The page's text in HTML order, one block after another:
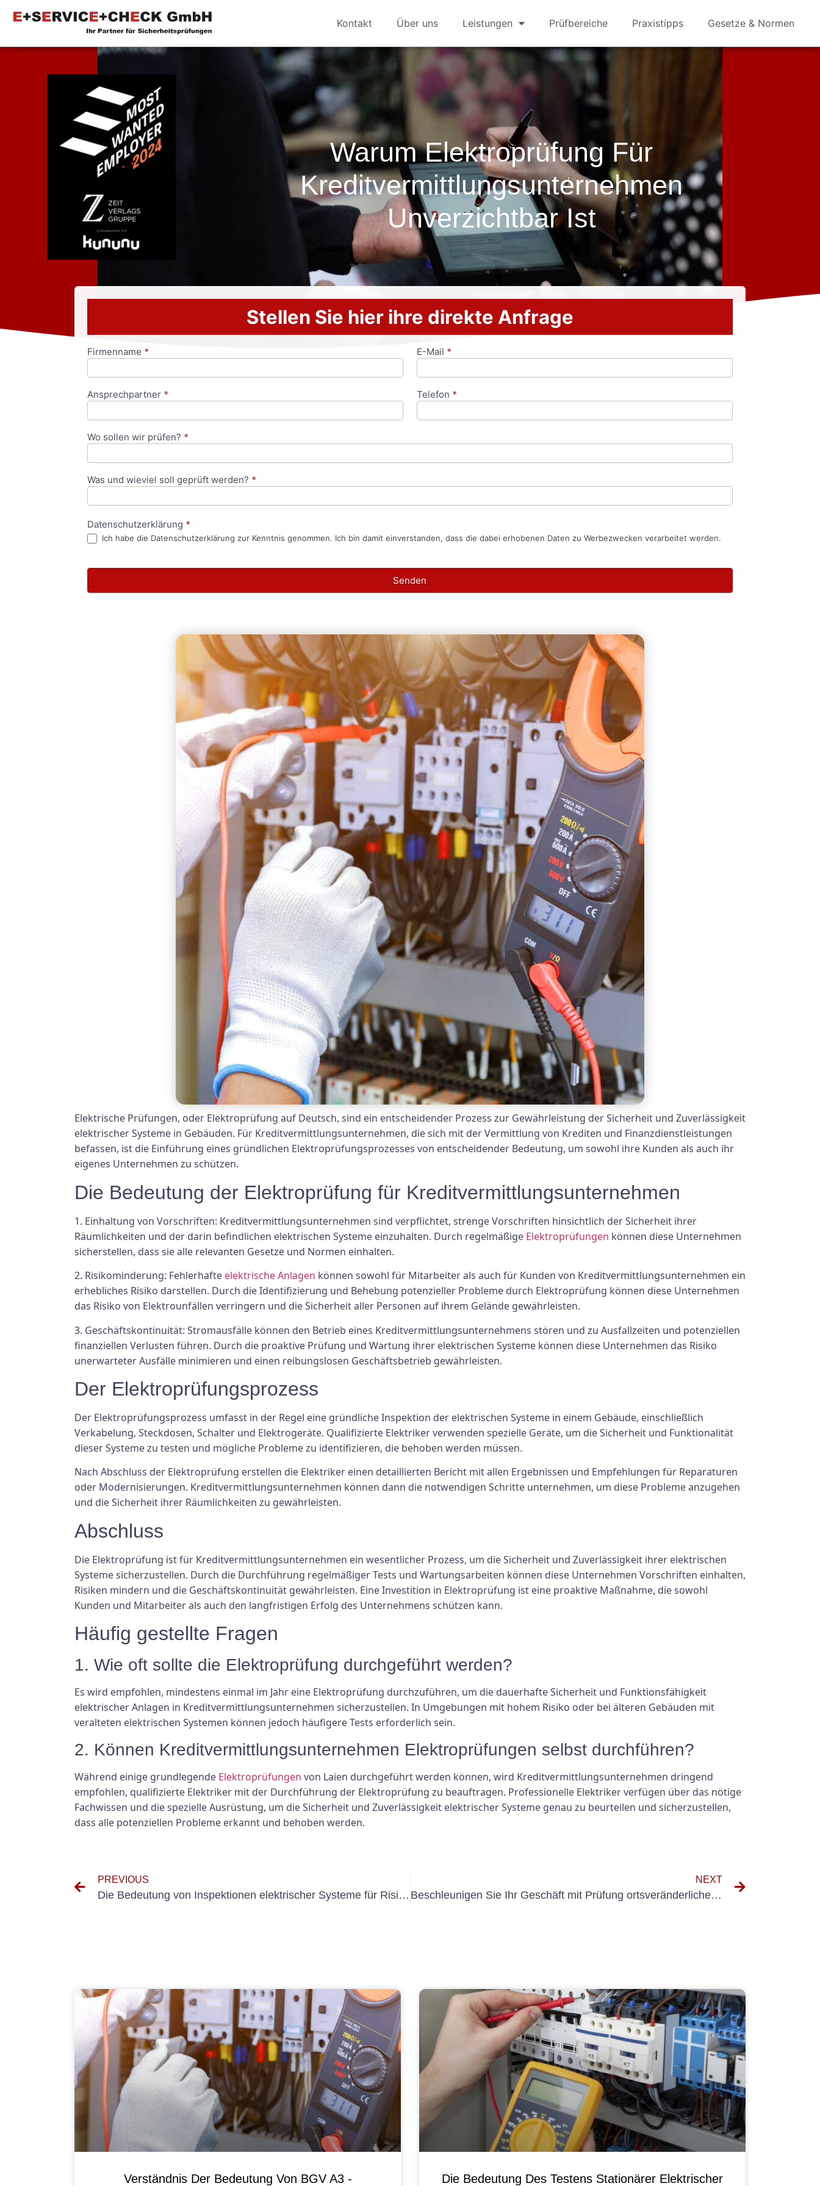
Kontakt Über uns Leistungen Prüfbereiche Praxistipps Gesetze & Normen
Warum Elektroprüfung Für
Kreditvermittlungsunternehmen
Unverzichtbar Ist
Stellen Sie hier ihre direkte Anfrage
Anfrageformular
Firmenname * E-Mail *
Ansprechpartner * Telefon *
Wo sollen wir prüfen? *
Was und wieviel soll geprüft werden? *
Datenschutzerklärung *
Ich habe die Datenschutzerklärung zur Kenntnis genommen. Ich bin damit einverstanden, dass die dabei erhobenen Daten zu Werbezwecken verarbeitet werden.
Senden
Elektrische Prüfungen, oder Elektroprüfung auf Deutsch, sind ein entscheidender Prozess zur Gewährleistung der Sicherheit und Zuverlässigkeit
elektrischer Systeme in Gebäuden. Für Kreditvermittlungsunternehmen, die sich mit der Vermittlung von Krediten und Finanzdienstleistungen
befassen, ist die Einführung eines gründlichen Elektroprüfungsprozesses von entscheidender Bedeutung, um sowohl ihre Kunden als auch ihr
eigenes Unternehmen zu schützen.
Die Bedeutung der Elektroprüfung für Kreditvermittlungsunternehmen
1. Einhaltung von Vorschriften: Kreditvermittlungsunternehmen sind verpflichtet, strenge Vorschriften hinsichtlich der Sicherheit ihrer
Räumlichkeiten und der darin befindlichen elektrischen Systeme einzuhalten. Durch regelmäßige Elektroprüfungen können diese Unternehmen
sicherstellen, dass sie alle relevanten Gesetze und Normen einhalten.
2. Risikominderung: Fehlerhafte elektrische Anlagen können sowohl für Mitarbeiter als auch für Kunden von Kreditvermittlungsunternehmen ein
erhebliches Risiko darstellen. Durch die Identifizierung und Behebung potenzieller Probleme durch Elektroprüfung können diese Unternehmen
das Risiko von Elektrounfällen verringern und die Sicherheit aller Personen auf ihrem Gelände gewährleisten.
3. Geschäftskontinuität: Stromausfälle können den Betrieb eines Kreditvermittlungsunternehmens stören und zu Ausfallzeiten und potenziellen
finanziellen Verlusten führen. Durch die proaktive Prüfung und Wartung ihrer elektrischen Systeme können diese Unternehmen das Risiko
unerwarteter Ausfälle minimieren und einen reibungslosen Geschäftsbetrieb gewährleisten.
Der Elektroprüfungsprozess
Der Elektroprüfungsprozess umfasst in der Regel eine gründliche Inspektion der elektrischen Systeme in einem Gebäude, einschließlich
Verkabelung, Steckdosen, Schalter und Elektrogeräte. Qualifizierte Elektriker verwenden spezielle Geräte, um die Sicherheit und Funktionalität
dieser Systeme zu testen und mögliche Probleme zu identifizieren, die behoben werden müssen.
Nach Abschluss der Elektroprüfung erstellen die Elektriker einen detaillierten Bericht mit allen Ergebnissen und Empfehlungen für Reparaturen
oder Modernisierungen. Kreditvermittlungsunternehmen können dann die notwendigen Schritte unternehmen, um diese Probleme anzugehen
und die Sicherheit ihrer Räumlichkeiten zu gewährleisten.
Abschluss
Die Elektroprüfung ist für Kreditvermittlungsunternehmen ein wesentlicher Prozess, um die Sicherheit und Zuverlässigkeit ihrer elektrischen
Systeme sicherzustellen. Durch die Durchführung regelmäßiger Tests und Wartungsarbeiten können diese Unternehmen Vorschriften einhalten,
Risiken mindern und die Geschäftskontinuität gewährleisten. Eine Investition in Elektroprüfung ist eine proaktive Maßnahme, die sowohl
Kunden und Mitarbeiter als auch den langfristigen Erfolg des Unternehmens schützen kann.
Häufig gestellte Fragen
1. Wie oft sollte die Elektroprüfung durchgeführt werden?
Es wird empfohlen, mindestens einmal im Jahr eine Elektroprüfung durchzuführen, um die dauerhafte Sicherheit und Funktionsfähigkeit
elektrischer Anlagen in Kreditvermittlungsunternehmen sicherzustellen. In Umgebungen mit hohem Risiko oder bei älteren Gebäuden mit
veralteten elektrischen Systemen können jedoch häufigere Tests erforderlich sein.
2. Können Kreditvermittlungsunternehmen Elektroprüfungen selbst durchführen?
Während einige grundlegende Elektroprüfungen von Laien durchgeführt werden können, wird Kreditvermittlungsunternehmen dringend
empfohlen, qualifizierte Elektriker mit der Durchführung der Elektroprüfung zu beauftragen. Professionelle Elektriker verfügen über das nötige
Fachwissen und die spezielle Ausrüstung, um die Sicherheit und Zuverlässigkeit elektrischer Systeme genau zu beurteilen und sicherzustellen,
dass alle potenziellen Probleme erkannt und behoben werden.
PREVIOUS
Die Bedeutung von Inspektionen elektrischer Systeme für Risikokapitalunternehmen
NEXT
Beschleunigen Sie Ihr Geschäft mit Prüfung ortsveränderlicher Geräte Accelerator-Programmen
Verständnis Der Bedeutung Von BGV A3 - Die Bedeutung Des Testens Stationärer Elektrischer